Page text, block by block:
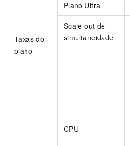
Taxas do
plano
Plano Ultra
Scale-out de
simultaneidade
CPU